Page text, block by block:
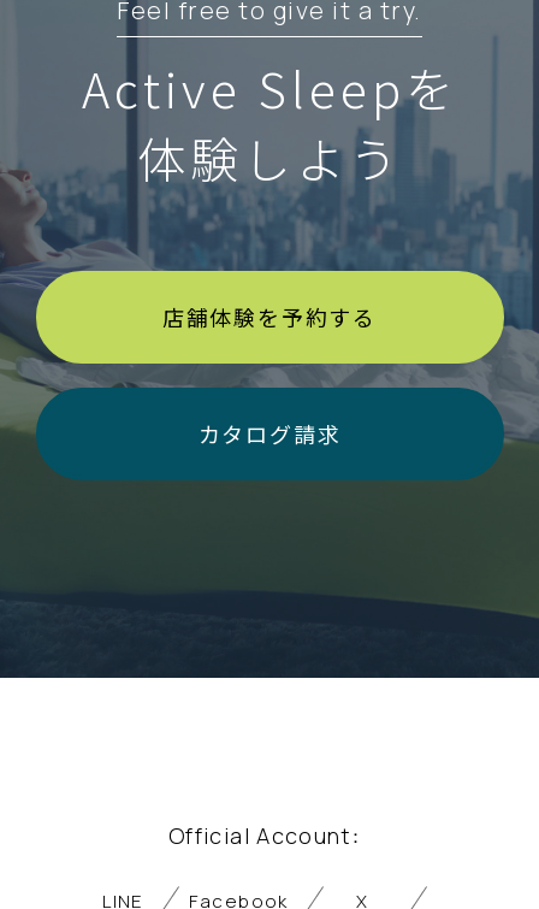
Feel free to give it a try.
Active Sleepを
体験しよう
店舗体験を予約する
カタログ請求
Official Account：
LINE Facebook X